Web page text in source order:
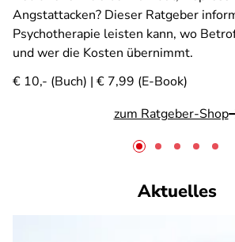
Angstattacken? Dieser Ratgeber
Psychotherapie leisten kann, wo
und wer die Kosten übernimmt.
€ 10,- (Buch) | € 7,99 (E-Book)
zum Ratgeber-Shop
Aktuelles